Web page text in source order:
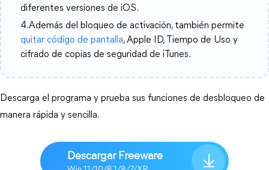
diferentes versiones de iOS.
4.Además del bloqueo de activación, también permite
quitar código de pantalla, Apple ID, Tiempo de Uso y
cifrado de copias de seguridad de iTunes.
Descarga el programa y prueba sus funciones de desbloqueo de
manera rápida y sencilla.
Descargar Freeware